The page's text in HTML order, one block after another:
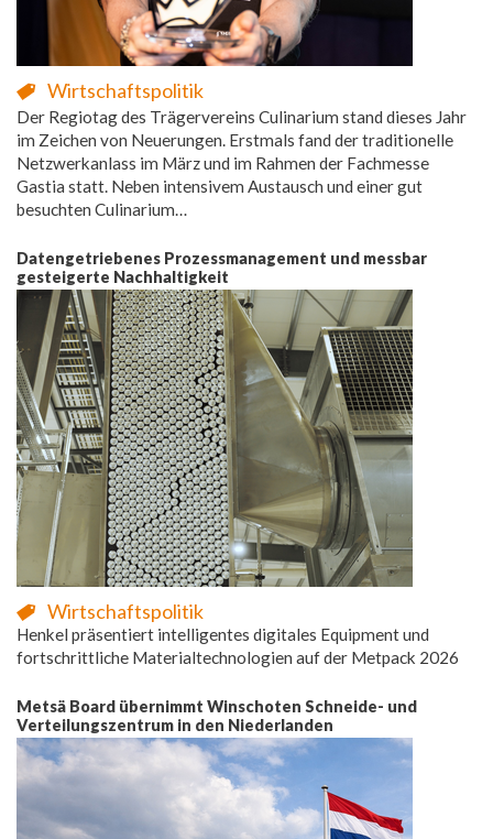
Wirtschaftspolitik
Der Regiotag des Trägervereins Culinarium stand dieses Jahr
im Zeichen von Neuerungen. Erstmals fand der traditionelle
Netzwerkanlass im März und im Rahmen der Fachmesse
Gastia statt. Neben intensivem Austausch und einer gut
besuchten Culinarium…
Datengetriebenes Prozessmanagement und messbar
gesteigerte Nachhaltigkeit
Wirtschaftspolitik
Henkel präsentiert intelligentes digitales Equipment und
fortschrittliche Materialtechnologien auf der Metpack 2026
Metsä Board übernimmt Winschoten Schneide- und
Verteilungszentrum in den Niederlanden